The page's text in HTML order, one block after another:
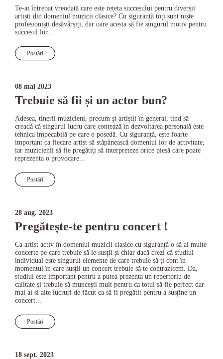
Te-ai întrebat vreodată care este rețeta succesului pentru diverșii
artiști din domeniul muzicii clasice? Cu siguranță toți sunt niște
profesioniști desăvârșiți, dar oare acesta să fie singurul motiv pentru
succesul lor...
Postări
08 mai 2023
Trebuie să fii și un actor bun?
Adesea, tinerii muzicieni, precum și artiștii în general, tind să
creadă că singurul lucru care contează în dezvoltarea personală este
tehnica impecabilă pe care o posedă. Cu siguranță, este foarte
important ca fiecare artist să stăpânească domeniul lor de activitate,
iar muzicienii să fie pregătiți să interpreteze orice piesă care poate
reprezenta o provocare...
Postări
28 aug. 2023
Pregătește-te pentru concert !
Ca artist activ în domeniul muzicii clasice cu siguranță o să ai multe
concerte pe care trebuie să le susții și chiar dacă crezi că studiul
individual este singurul elemente de care trebuie să ți cont în
momentul în care susții un concert trebuie să te contrazicem. Da,
studiul este important pentru a putea prezenta un repertoriu de
calitate și trebuie să muncești mult pentru ca totul să fie perfect dar
mai ai si alte lucruri de făcut ca să fi pregătit pentru a susține un
concert...
Postări
18 sept. 2023